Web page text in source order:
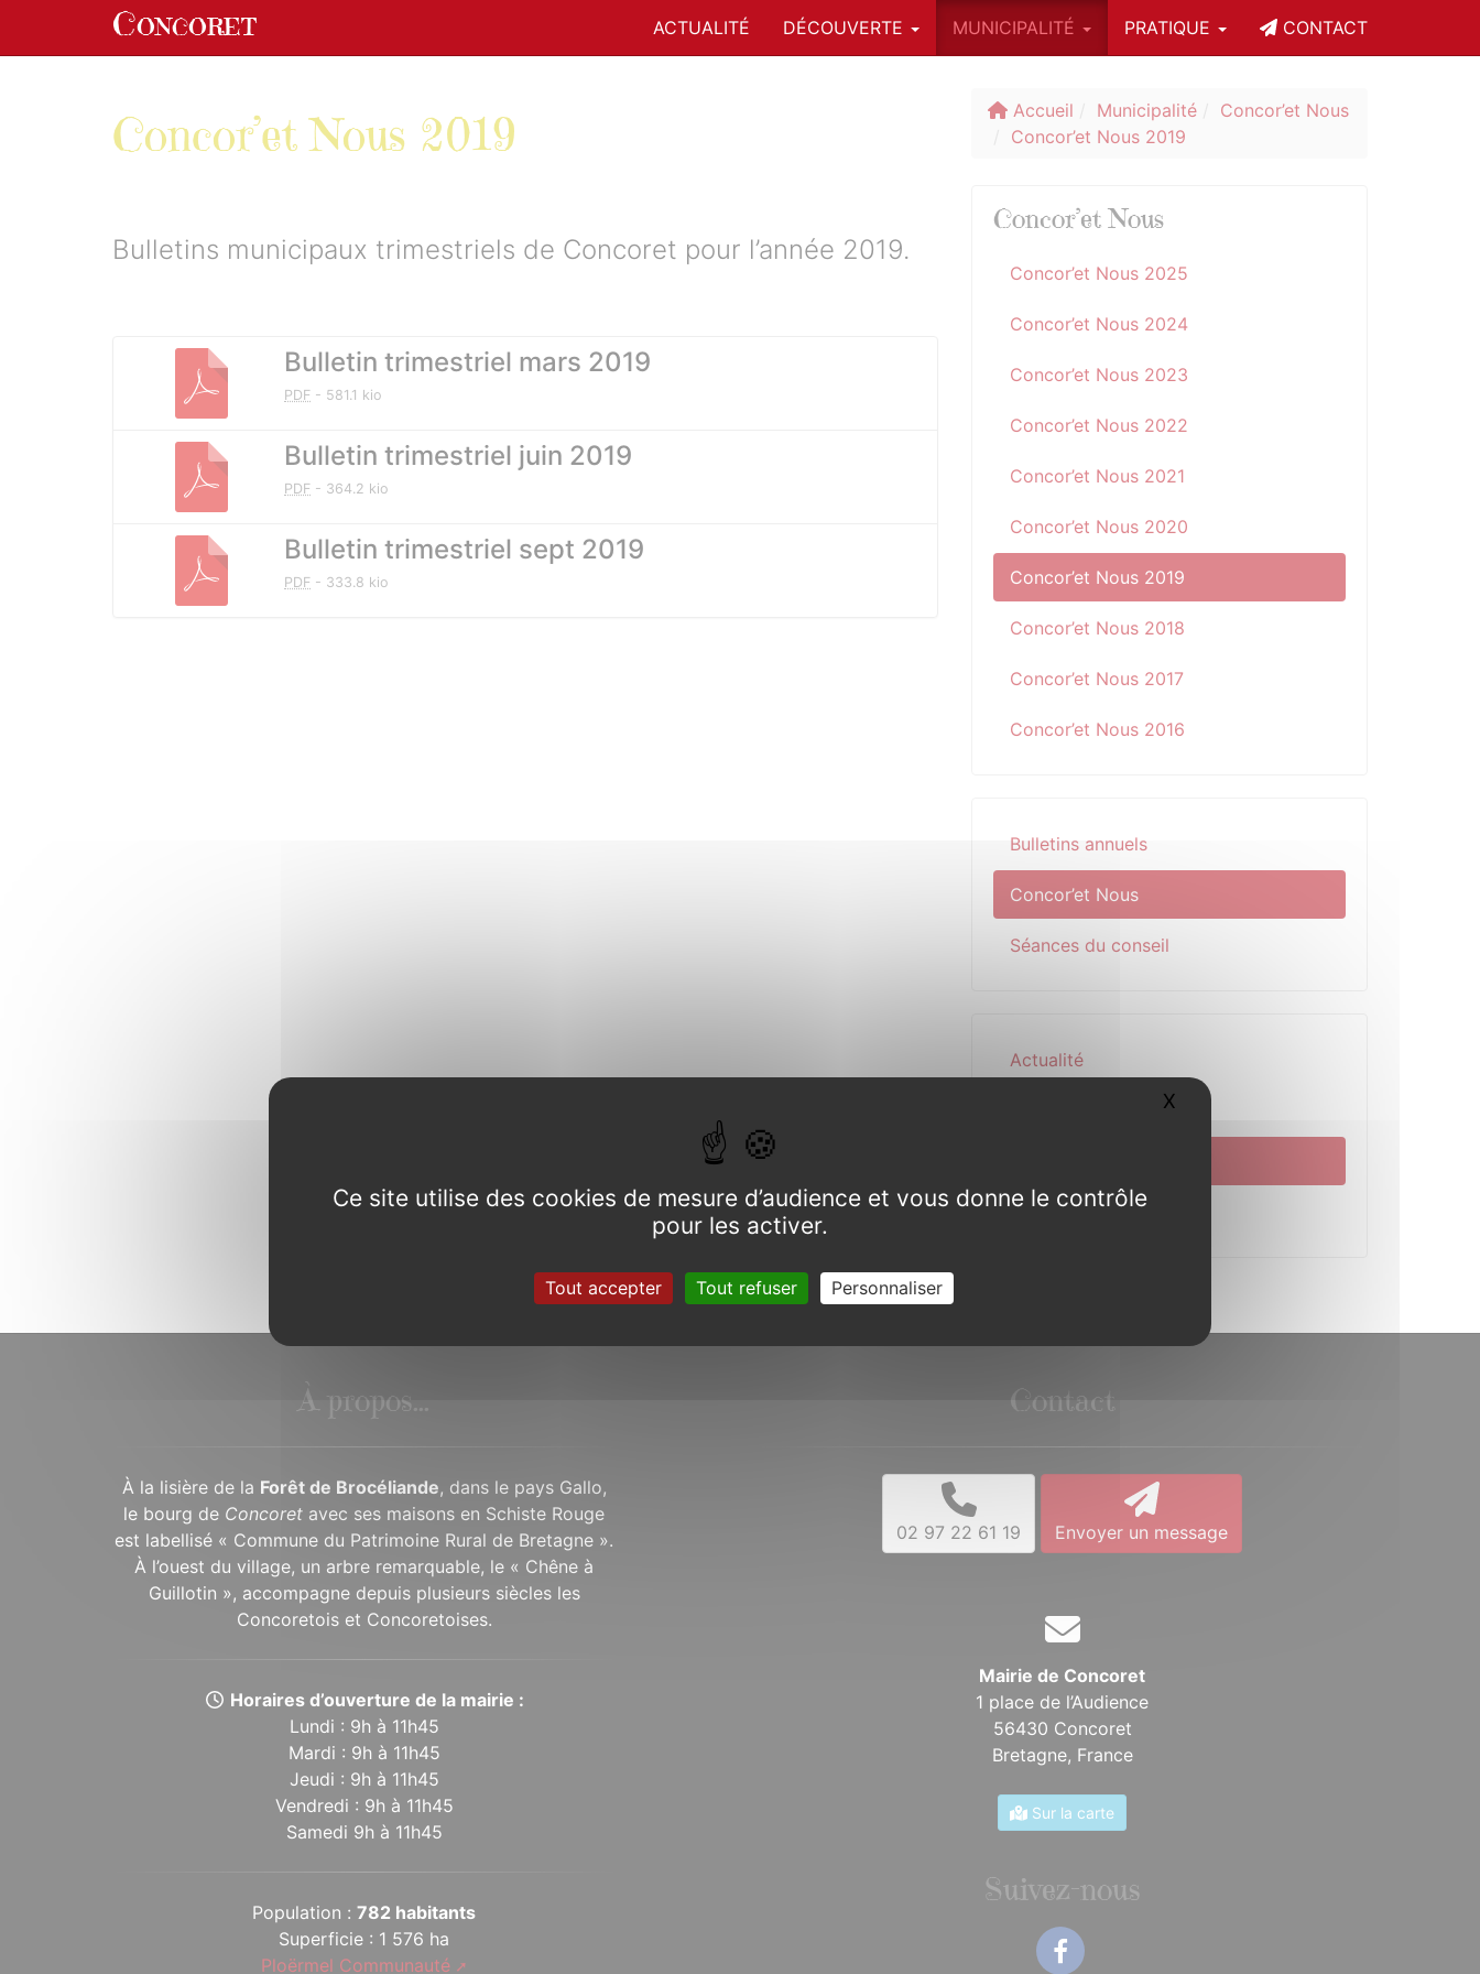
Concoret ACTUALITÉ DÉCOUVERTE MUNICIPALITÉ PRATIQUE CONTACT
Concor’et Nous 2019
Bulletins municipaux trimestriels de Concoret pour l’année 2019.
Documents à télécharger
Bulletin trimestriel mars 2019
PDF - 581.1 kio
Bulletin trimestriel juin 2019
PDF - 364.2 kio
Bulletin trimestriel sept 2019
PDF - 333.8 kio
Accueil Municipalité
Concor’et Nous
Concor’et Nous 2019
Concor’et Nous
Concor’et Nous 2025
Concor’et Nous 2024
Concor’et Nous 2023
Concor’et Nous 2022
Concor’et Nous 2021
Concor’et Nous 2020
Concor’et Nous 2019
Concor’et Nous 2018
Concor’et Nous 2017
Concor’et Nous 2016
Bulletins annuels
Concor’et Nous
Séances du conseil
Actualité
Pratique
À propos...
À la lisière de la Forêt de Brocéliande, dans le pays Gallo,
le bourg de Concoret avec ses maisons en Schiste Rouge
est labellisé « Commune du Patrimoine Rural de Bretagne ».
À l’ouest du village, un arbre remarquable, le « Chêne à
Guillotin », accompagne depuis plusieurs siècles les
Concoretois et Concoretoises.
Horaires d’ouverture de la mairie :
Lundi : 9h à 11h45
Mardi : 9h à 11h45
Jeudi : 9h à 11h45
Vendredi : 9h à 11h45
Samedi 9h à 11h45
Population :782 habitants
Superficie : 1 576 ha
Ploërmel Communauté
Contact
02 97 22 61 19 Envoyer un message
Mairie de Concoret
1 place de l’Audience
56430 Concoret
Bretagne, France
Sur la carte
Suivez-nous
Panneau de gestion des cookies
Ce site utilise des cookies de mesure d’audience et vous donne le contrôle
pour les activer.
Tout accepter Tout refuser Personnaliser
X Masquer le bandeau des cookies